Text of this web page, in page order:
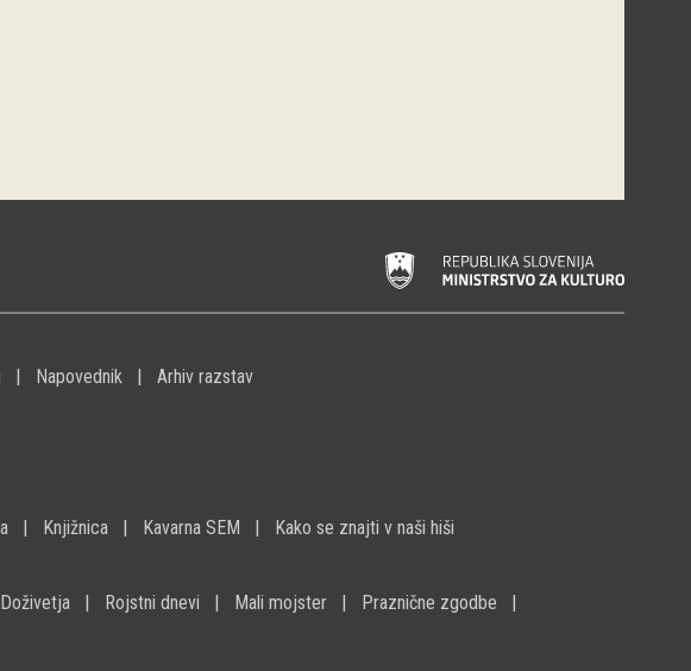
Napovednik Arhiv razstav
Knjižnica Kavarna SEM Kako se znajti v naši hiši
Doživetja Rojstni dnevi Mali mojster
Praznične zgodbe